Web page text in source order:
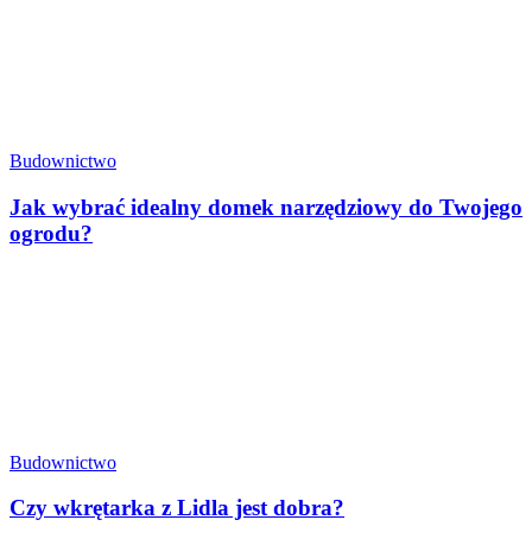
Budownictwo
Jak wybrać idealny domek narzędziowy do Twojego
ogrodu?
Budownictwo
Czy wkrętarka z Lidla jest dobra?